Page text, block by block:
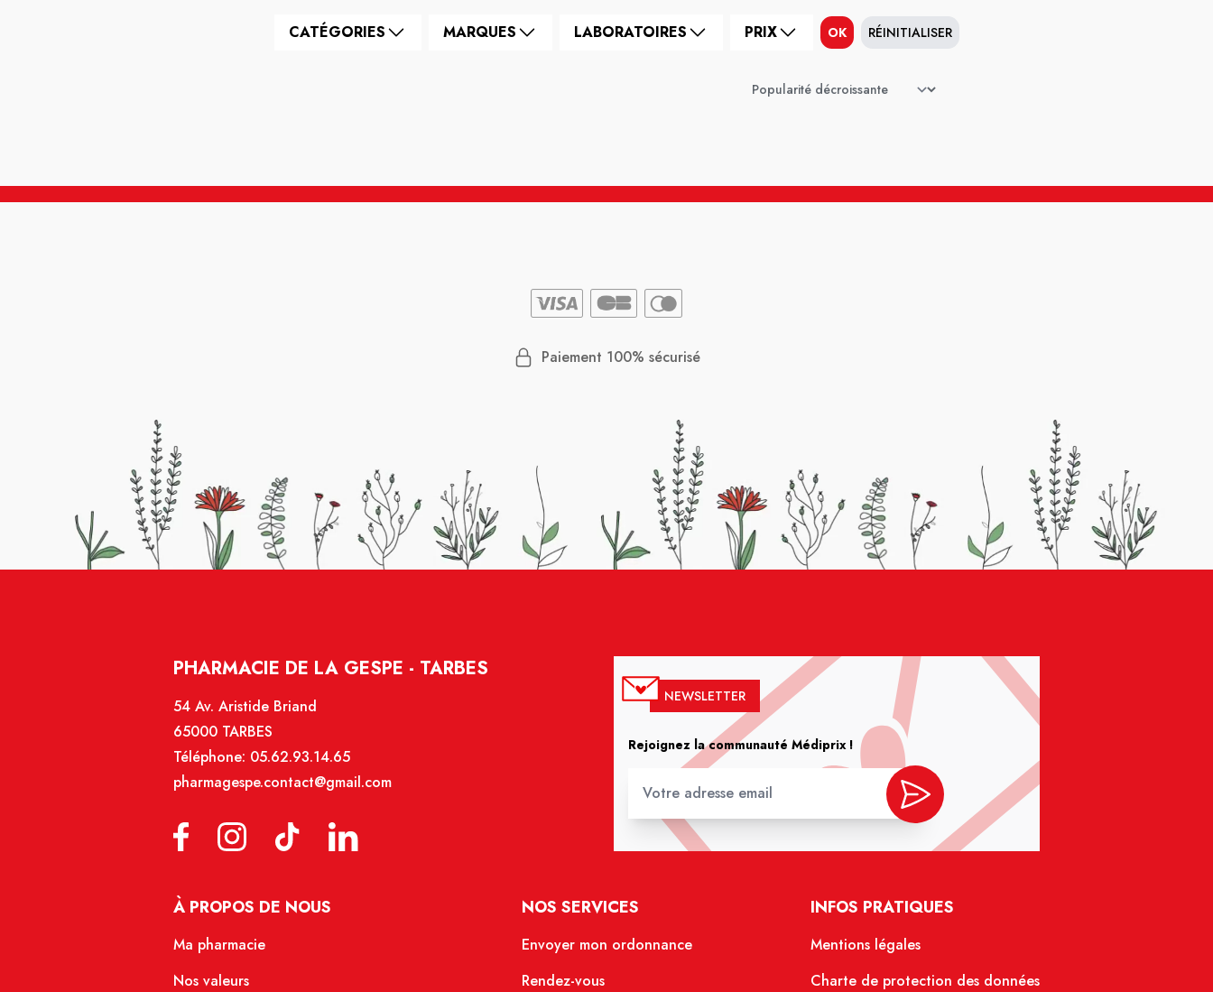
CATÉGORIES MARQUES LABORATOIRES PRIX OK RÉINITIALISER
Paiement 100% sécurisé
PHARMACIE DE LA GESPE - TARBES
54 Av. Aristide Briand
65000 TARBES
Téléphone: 05.62.93.14.65
pharmagespe.contact@gmail.com
NEWSLETTER
Rejoignez la communauté Médiprix !
À PROPOS DE NOUS
Ma pharmacie
Nos valeurs
NOS SERVICES
Envoyer mon ordonnance
Rendez-vous
INFOS PRATIQUES
Mentions légales
Charte de protection des données